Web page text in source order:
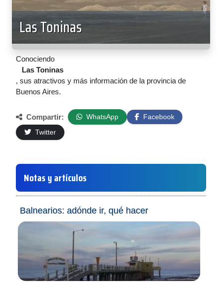
Las Toninas
Conociendo
Las Toninas
, sus atractivos y más información de la provincia de
Buenos Aires.
Compartir: WhatsApp
Facebook
Twitter
Notas y artículos
Balnearios: adónde ir, qué hacer